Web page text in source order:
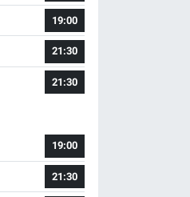
19:00
21:30
21:30
19:00
21:30